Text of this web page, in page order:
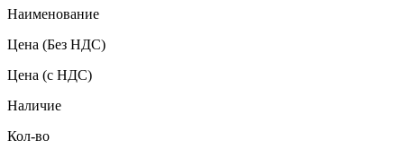
Наименование
Цена (Без НДС)
Цена (с НДС)
Наличие
Кол-во